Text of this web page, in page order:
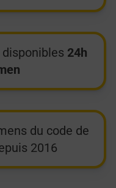
24h
du code de
2016